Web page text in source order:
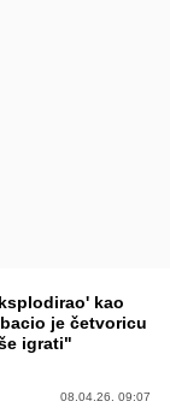
kao
je četvoricu
igrati"
08.04.26. 09:07